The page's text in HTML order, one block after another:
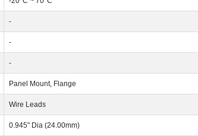
-
-
-
Panel Mount, Flange
Wire Leads
0.945" Dia (24.00mm)